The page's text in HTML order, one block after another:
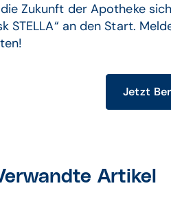
Zukunft der Apotheke
STELLA“ an den Start.
Jetzt
Artikel